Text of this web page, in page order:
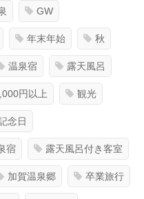
GW
年末年始 秋
温泉宿 露天風呂
円以上 観光
念日
宿 露天風呂付き客室
加賀温泉郷 卒業旅行